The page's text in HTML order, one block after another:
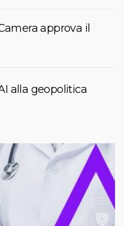
approva il
alla geopolitica